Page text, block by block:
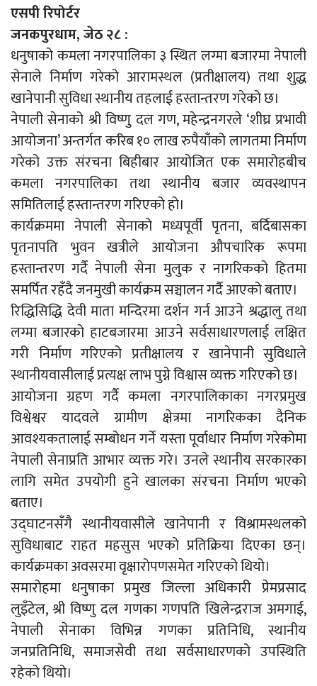
एसपी रिपोर्टर
जनकपुरधाम, जेठ २८ :
धनुषाको कमला नगरपालिका ३ स्थित लग्मा बजारमा नेपाली
सेनाले निर्माण गरेको आरामस्थल (प्रतीक्षालय) तथा शुद्ध
खानेपानी सुविधा स्थानीय तहलाई हस्तान्तरण गरेको छ।
नेपाली सेनाको श्री विष्णु दल गण, महेन्द्रनगरले ‘शीघ्र प्रभावी
आयोजना’ अन्तर्गत करिब १० लाख रुपैयाँको लागतमा निर्माण
गरेको उक्त संरचना बिहीबार आयोजित एक समारोहबीच
कमला नगरपालिका तथा स्थानीय बजार व्यवस्थापन
समितिलाई हस्तान्तरण गरिएको हो।
कार्यक्रममा नेपाली सेनाको मध्यपूर्वी पृतना, बर्दिबासका
पृतनापति भुवन खत्रीले आयोजना औपचारिक रूपमा
हस्तान्तरण गर्दै नेपाली सेना मुलुक र नागरिकको हितमा
समर्पित रहँदै जनमुखी कार्यक्रम सञ्चालन गर्दै आएको बताए।
रिद्धिसिद्धि देवी माता मन्दिरमा दर्शन गर्न आउने श्रद्धालु तथा
लग्मा बजारको हाटबजारमा आउने सर्वसाधारणलाई लक्षित
गरी निर्माण गरिएको प्रतीक्षालय र खानेपानी सुविधाले
स्थानीयवासीलाई प्रत्यक्ष लाभ पुग्ने विश्वास व्यक्त गरिएको छ।
आयोजना ग्रहण गर्दै कमला नगरपालिकाका नगरप्रमुख
विश्वेश्वर यादवले ग्रामीण क्षेत्रमा नागरिकका दैनिक
आवश्यकतालाई सम्बोधन गर्ने यस्ता पूर्वाधार निर्माण गरेकोमा
नेपाली सेनाप्रति आभार व्यक्त गरे। उनले स्थानीय सरकारका
लागि समेत उपयोगी हुने खालका संरचना निर्माण भएको
बताए।
उद्घाटनसँगै स्थानीयवासीले खानेपानी र विश्रामस्थलको
सुविधाबाट राहत महसुस भएको प्रतिक्रिया दिएका छन्।
कार्यक्रमका अवसरमा वृक्षारोपणसमेत गरिएको थियो।
समारोहमा धनुषाका प्रमुख जिल्ला अधिकारी प्रेमप्रसाद
लुइँटेल, श्री विष्णु दल गणका गणपति खिलेन्द्रराज अमगाई,
नेपाली सेनाका विभिन्न गणका प्रतिनिधि, स्थानीय
जनप्रतिनिधि, समाजसेवी तथा सर्वसाधारणको उपस्थिति
रहेको थियो।